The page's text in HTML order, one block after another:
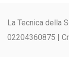
La Tecnica della
02204360875 |